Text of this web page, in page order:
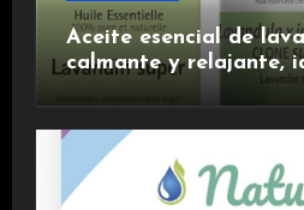
Aceite esencial de
calmante y relajante,